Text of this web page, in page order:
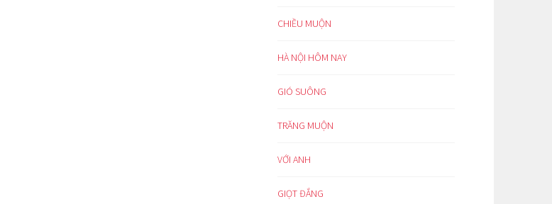
CHIỀU MUỘN
HÀ NỘI HÔM NAY
GIÓ SUÔNG
TRĂNG MUỘN
VỚI ANH
GIỌT ĐẮNG